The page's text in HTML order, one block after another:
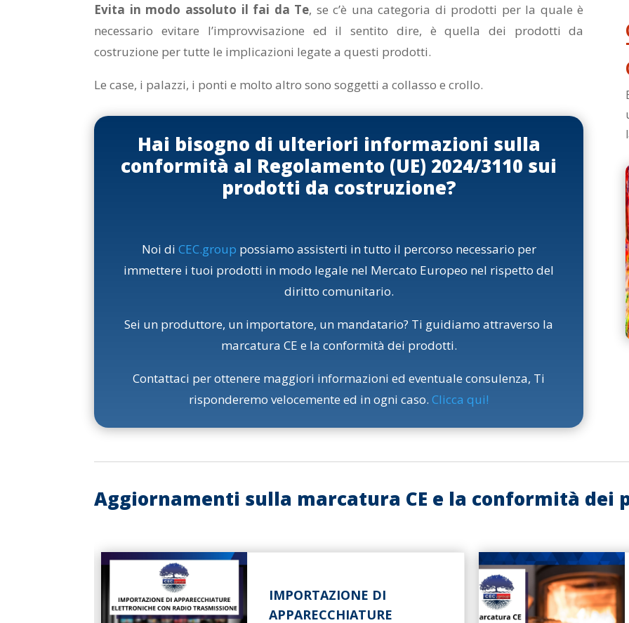
Evita in modo assoluto il fai da Te, se c’è una categoria di prodotti per la quale è
necessario evitare l’improvvisazione ed il sentito dire, è quella dei prodotti da
costruzione per tutte le implicazioni legate a questi prodotti.
Le case, i palazzi, i ponti e molto altro sono soggetti a collasso e crollo.
Hai bisogno di ulteriori informazioni sulla
conformità al Regolamento (UE) 2024/3110 sui
prodotti da costruzione?
Noi di CEC.group possiamo assisterti in tutto il percorso necessario per
immettere i tuoi prodotti in modo legale nel Mercato Europeo nel rispetto del
diritto comunitario.
Sei un produttore, un importatore, un mandatario? Ti guidiamo attraverso la
marcatura CE e la conformità dei prodotti.
Contattaci per ottenere maggiori informazioni ed eventuale consulenza, Ti
risponderemo velocemente ed in ogni caso.Clicca qui!
Aggiornamenti sulla marcatura CE e la conformità dei
IMPORTAZIONE DI
APPARECCHIATURE